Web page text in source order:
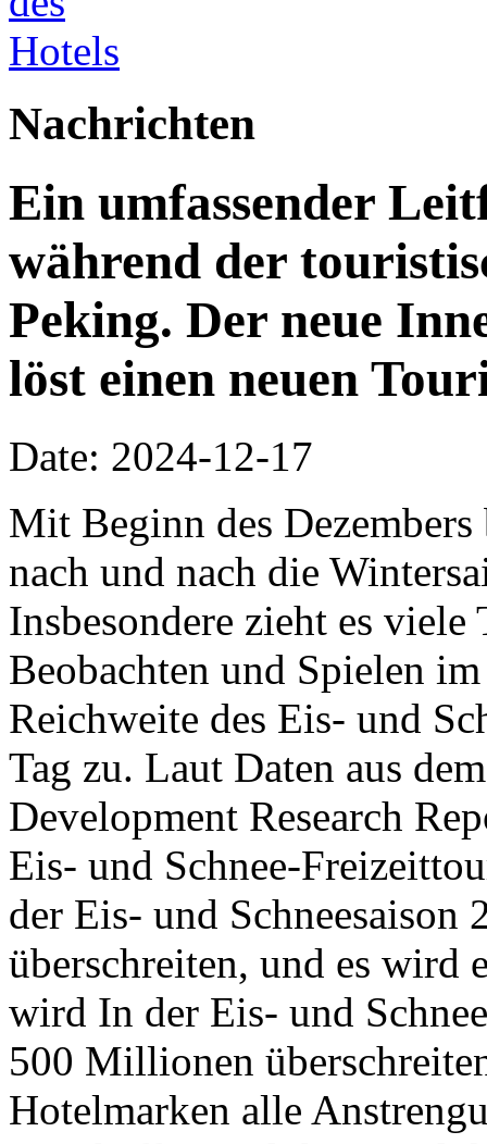
Nachrichten
Ein umfassender
während der
Peking. Der neue
löst einen neuen
Date: 2024-12-17
Mit Beginn des
nach und nach die
Insbesondere zieht es viele
Beobachten und Spielen
Reichweite des Eis- und
Tag zu. Laut Daten aus
Development Research
Eis- und Schnee-
der Eis- und
überschreiten, und es wird
wird In der Eis- und
500 Millionen
Hotelmarken alle